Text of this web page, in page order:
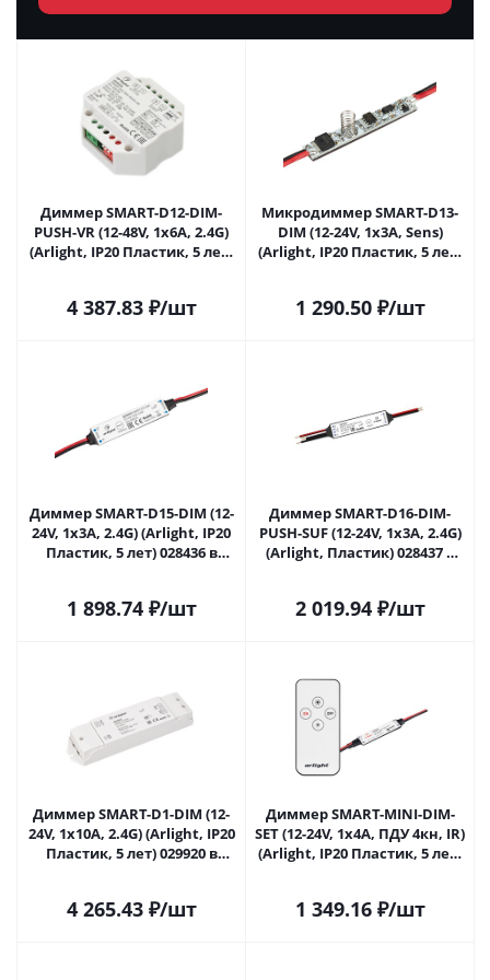
Диммер SMART-D12-DIM-
PUSH-VR (12-48V, 1x6A, 2.4G)
(Arlight, IP20 Пластик, 5 лет)
4 387.83₽/шт
Микродиммер SMART-D13-
DIM (12-24V, 1x3A, Sens)
(Arlight, IP20 Пластик, 5 лет)
1 290.50₽/шт
Диммер SMART-D15-DIM (12-
24V, 1x3A, 2.4G) (Arlight, IP20
Пластик, 5 лет) 028436 в
1 898.74₽/шт
Диммер SMART-D16-DIM-
PUSH-SUF (12-24V, 1x3A, 2.4G)
(Arlight, Пластик) 028437 в
2 019.94₽/шт
Диммер SMART-D1-DIM (12-
24V, 1x10A, 2.4G) (Arlight, IP20
Пластик, 5 лет) 029920 в
4 265.43₽/шт
Диммер SMART-MINI-DIM-
SET (12-24V, 1x4A, ПДУ 4кн, IR)
(Arlight, IP20 Пластик, 5 лет)
1 349.16₽/шт